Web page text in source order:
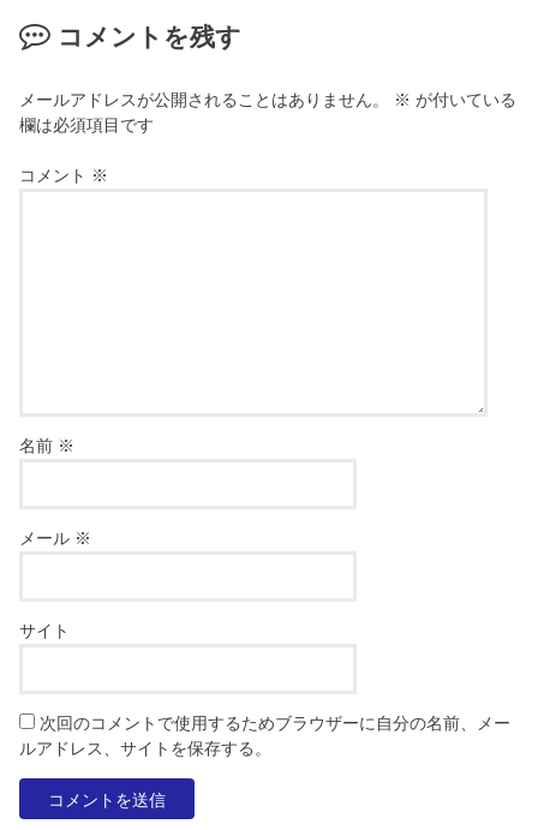
コメントを残す
メールアドレスが公開されることはありません。 ※ が付いている
欄は必須項目です
コメント ※
名前 ※
メール ※
サイト
次回のコメントで使用するためブラウザーに自分の名前、メー
ルアドレス、サイトを保存する。